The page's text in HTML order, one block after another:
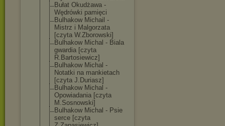
Bułat Okudżawa -
Wędrówki pamięci
Bulhakow Michail -
Mistrz i Malgorzata
[czyta W.Zborowski]
Bulhakow Michal - Biala
gwardia [czyta
R.Bartosiewicz]
Bulhakow Michal -
Notatki na mankietach
[czyta J.Duriasz]
Bulhakow Michal -
Opowiadania [czyta
M.Sosnowski]
Bulhakow Michal - Psie
serce [czyta